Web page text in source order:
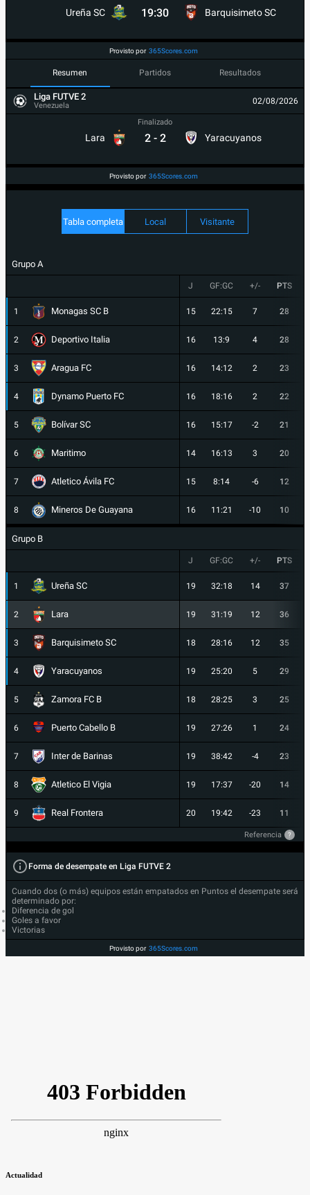
Ureña SC 19:30 Barquisimeto SC
Provisto por 365Scores.com
Resumen Partidos Resultados
Liga FUTVE 2
Venezuela 02/08/2026
Lara
Finalizado
2 - 2 Yaracuyanos
Provisto por 365Scores.com
Tabla completa Local Visitante
Grupo A
J GF:GC +/- PTS
1 Monagas SC B 15 22:15 7 28
2 Deportivo Italia 16 13:9 4 28
3 Aragua FC 16 14:12 2 23
4 Dynamo Puerto FC 16 18:16 2 22
5 Bolívar SC 16 15:17 -2 21
6 Maritimo 14 16:13 3 20
7 Atletico Ávila FC 15 8:14 -6 12
8 Mineros De Guayana 16 11:21 -10 10
Grupo B
J GF:GC +/- PTS
1 Ureña SC 19 32:18 14 37
2 Lara 19 31:19 12 36
3 Barquisimeto SC 18 28:16 12 35
4 Yaracuyanos 19 25:20 5 29
5 Zamora FC B 18 28:25 3 25
6 Puerto Cabello B 19 27:26 1 24
7 Inter de Barinas 19 38:42 -4 23
8 Atletico El Vigia 19 17:37 -20 14
9 Real Frontera 20 19:42 -23 11
Referencia ?
Forma de desempate en Liga FUTVE 2
Cuando dos (o más) equipos están empatados en Puntos el desempate será
determinado por:
Diferencia de gol
Goles a favor
Victorias
Provisto por 365Scores.com
Actualidad